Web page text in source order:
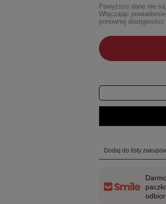
Powyższe dane nie
Włączając
ponownej dostępności
Dodaj do listy